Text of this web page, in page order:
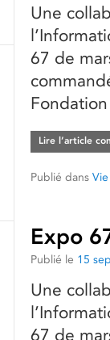
Une
67 de
Lire l’article
Publié dans
Expo
Publié le 15
Une
67 de